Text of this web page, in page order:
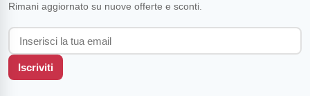
Rimani aggiornato su nuove offerte e sconti.
Iscriviti